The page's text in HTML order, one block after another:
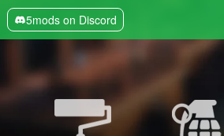
5mods on Discord